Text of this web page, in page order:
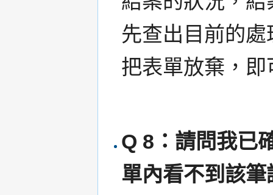
先查出目前的
把表單放棄，
Q 8：請問我已
單內看不到該